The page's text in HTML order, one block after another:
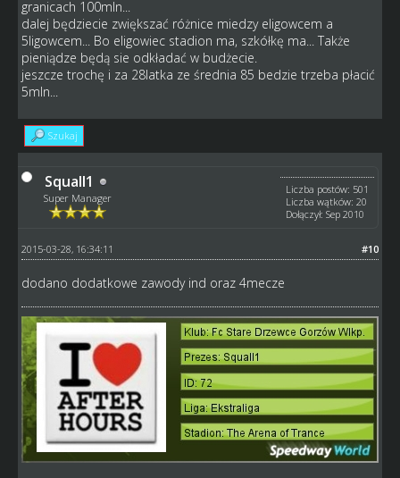
granicach 100mln...
dalej będziecie zwiększać różnice miedzy eligowcem a
5ligowcem... Bo eligowiec stadion ma, szkółkę ma... Także
pieniądze będą sie odkładać w budżecie.
jeszcze trochę i za 28latka ze średnia 85 bedzie trzeba płacić
5mln...
Szukaj
Squall1
Super Manager
Liczba postów: 501
Liczba wątków: 20
Dołączył: Sep 2010
#10
2015-03-28, 16:34:11
dodano dodatkowe zawody ind oraz 4mecze